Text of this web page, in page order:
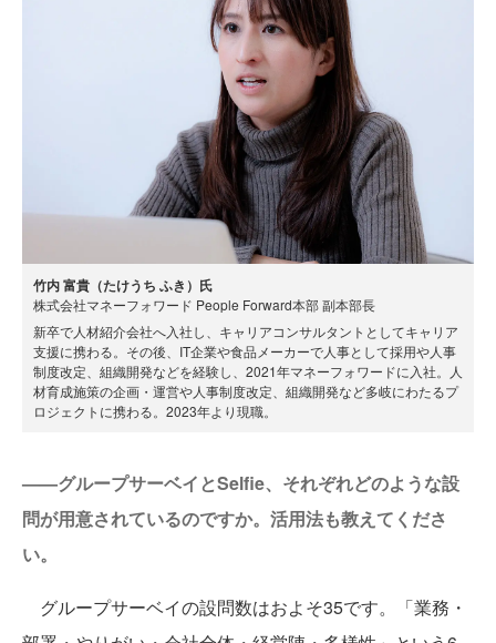
竹内 富貴（たけうち ふき）氏
株式会社マネーフォワード People Forward本部 副本部長
新卒で人材紹介会社へ入社し、キャリアコンサルタントとしてキャリア
支援に携わる。その後、IT企業や食品メーカーで人事として採用や人事
制度改定、組織開発などを経験し、2021年マネーフォワードに入社。人
材育成施策の企画・運営や人事制度改定、組織開発など多岐にわたるプ
ロジェクトに携わる。2023年より現職。
——グループサーベイとSelfie、それぞれどのような設
問が用意されているのですか。活用法も教えてくださ
い。
グループサーベイの設問数はおよそ35です。「業務・